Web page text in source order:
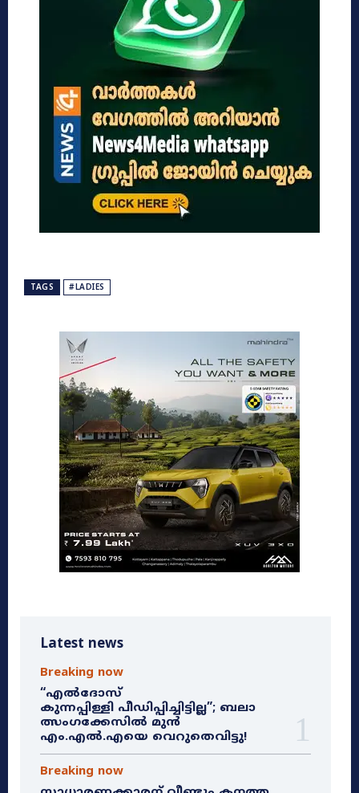
TAGS #LADIES
Latest news
Breaking now
“എൽദോസ്
കുന്നപ്പിള്ളി പീഡിപ്പിച്ചിട്ടില്ല”; ബലാ
ത്സംഗക്കേസിൽ മുൻ
എം.എൽ.എയെ വെറുതെവിട്ടു!
Breaking now